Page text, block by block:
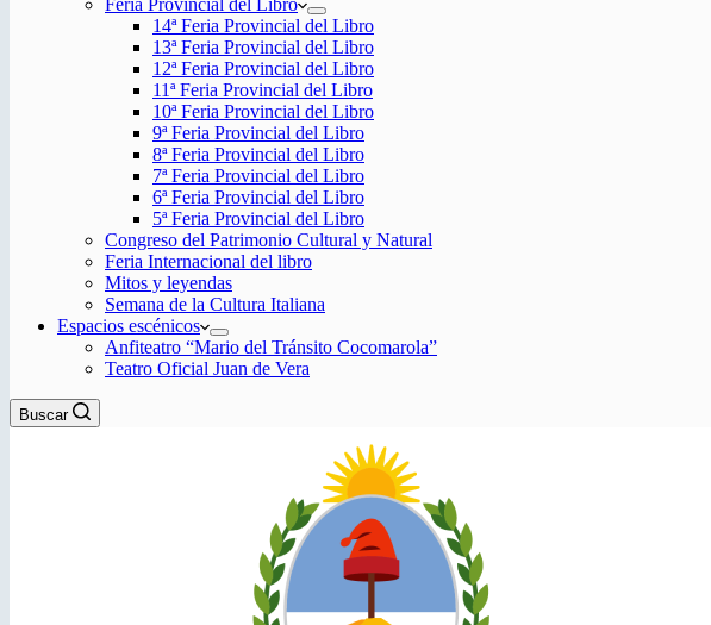
Feria Provincial del Libro
14ª Feria Provincial del Libro
13ª Feria Provincial del Libro
12ª Feria Provincial del Libro
11ª Feria Provincial del Libro
10ª Feria Provincial del Libro
9ª Feria Provincial del Libro
8ª Feria Provincial del Libro
7ª Feria Provincial del Libro
6ª Feria Provincial del Libro
5ª Feria Provincial del Libro
Congreso del Patrimonio Cultural y Natural
Feria Internacional del libro
Mitos y leyendas
Semana de la Cultura Italiana
Espacios escénicos
Anfiteatro “Mario del Tránsito Cocomarola”
Teatro Oficial Juan de Vera
Buscar